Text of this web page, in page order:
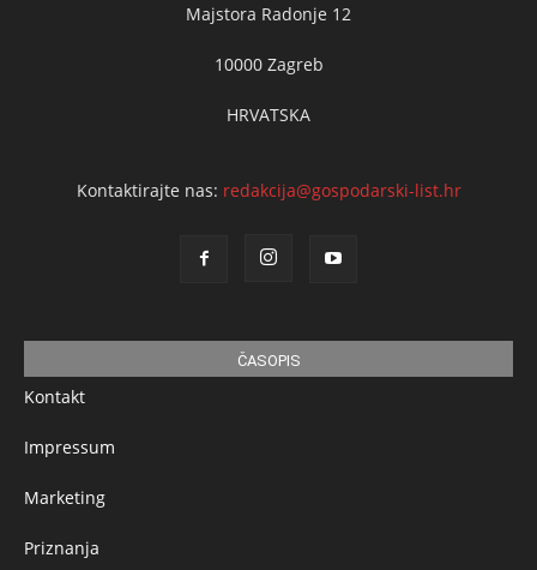
Majstora Radonje 12
10000 Zagreb
HRVATSKA
Kontaktirajte nas: redakcija@gospodarski-list.hr
ČASOPIS
Kontakt
Impressum
Marketing
Priznanja